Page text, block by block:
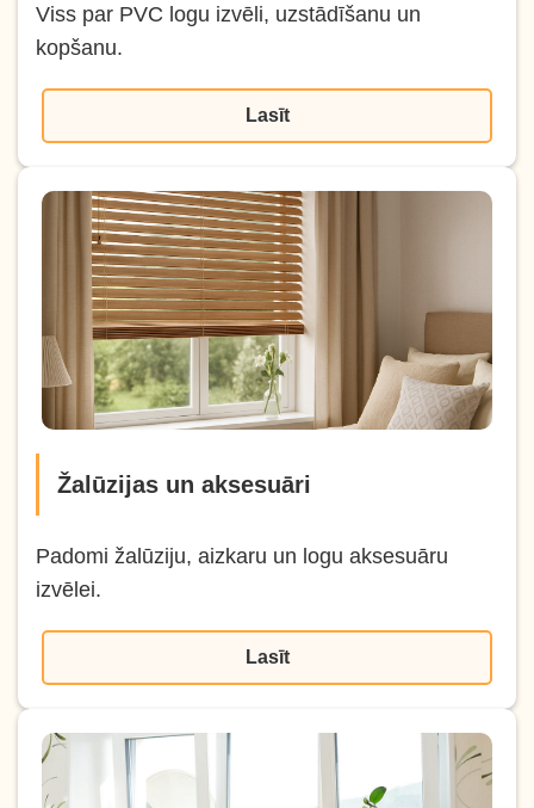
Viss par PVC logu izvēli, uzstādīšanu un
kopšanu.
Lasīt
Žalūzijas un aksesuāri
Padomi žalūziju, aizkaru un logu aksesuāru
izvēlei.
Lasīt